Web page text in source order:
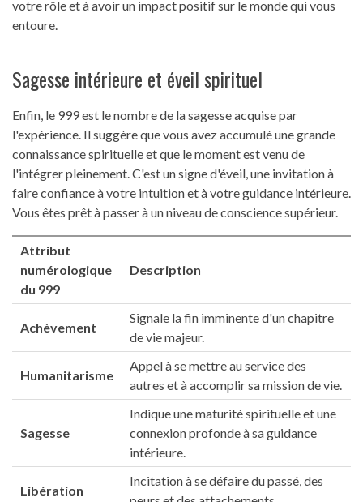
votre rôle et à avoir un impact positif sur le monde qui vous
entoure.
Sagesse intérieure et éveil spirituel
Enfin, le 999 est le nombre de la sagesse acquise par
l'expérience. Il suggère que vous avez accumulé une grande
connaissance spirituelle et que le moment est venu de
l'intégrer pleinement. C'est un signe d'éveil, une invitation à
faire confiance à votre intuition et à votre guidance intérieure.
Vous êtes prêt à passer à un niveau de conscience supérieur.
Attribut
numérologique
du 999
Description
Achèvement
Signale la fin imminente d'un chapitre
de vie majeur.
Humanitarisme
Appel à se mettre au service des
autres et à accomplir sa mission de vie.
Sagesse
Indique une maturité spirituelle et une
connexion profonde à sa guidance
intérieure.
Libération
Incitation à se défaire du passé, des